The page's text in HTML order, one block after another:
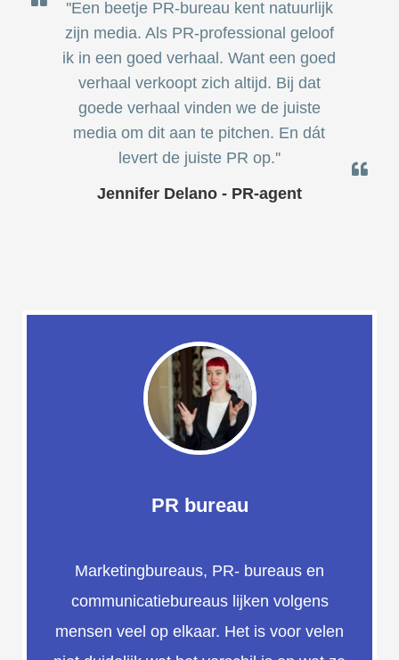
''Een beetje PR-bureau kent natuurlijk
zijn media. Als PR-professional geloof
ik in een goed verhaal. Want een goed
verhaal verkoopt zich altijd. Bij dat
goede verhaal vinden we de juiste
media om dit aan te pitchen. En dát
levert de juiste PR op.''
Jennifer Delano - PR-agent
PR bureau
Marketingbureaus, PR- bureaus en
communicatiebureaus lijken volgens
mensen veel op elkaar. Het is voor velen
deze